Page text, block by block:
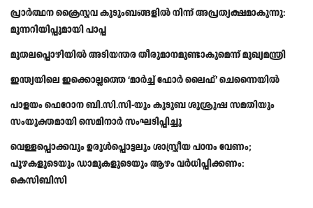
പ്രാര്‍ത്ഥന ക്രൈസ്തവ കുടുംബങ്ങളില്‍ നിന്ന് അപ്രത്യക്ഷമാകുന്നു:
മുന്നറിയിപ്പുമായി പാപ്പ
മുതലപ്പൊഴിയിൽ അടിയന്തര തീരുമാനമുണ്ടാകുമെന്ന് മുഖ്യമന്ത്രി
ഇന്ത്യയിലെ ഇക്കൊല്ലത്തെ ‘മാർച്ച് ഫോർ ലൈഫ്’ ചെന്നൈയിൽ
പാളയം ഫെറോന ബി.സി.സി-യും കുടുബ ശുശ്രൂഷ സമതിയും
സംയുക്തമായി സെമിനാർ സംഘടിപ്പിച്ചു
വെള്ളപ്പൊക്കവും ഉരുള്‍പ്പൊട്ടലും ശാസ്ത്രീയ പഠനം വേണം;
പുഴകളുടെയും ഡാമുകളുടെയും ആഴം വര്‍ധിപ്പിക്കണം:
കെസിബിസി